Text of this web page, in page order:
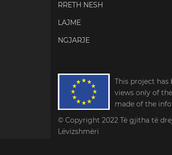
RRETH NESH
LAJME
NGJARJE
This project
views only of
made of the
© Copyright 2022 Të gjitha të
Lëvizshmëri